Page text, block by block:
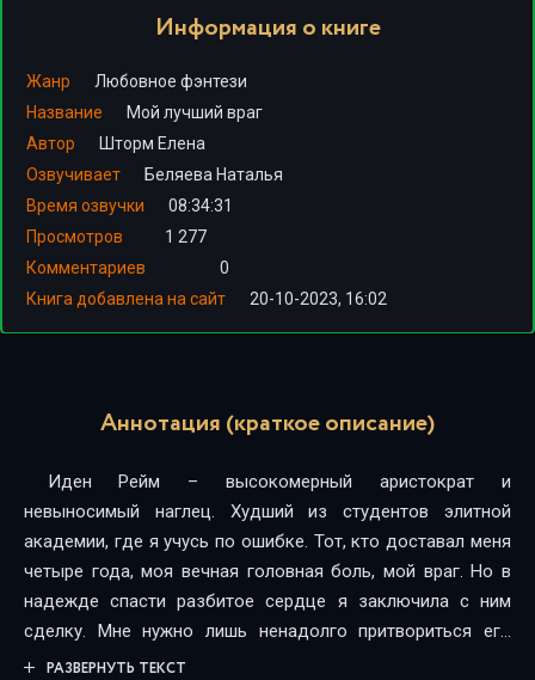
Информация о книге
Жанр
Любовное фэнтези
Название
Мой лучший враг
Автор
Шторм Елена
Озвучивает
Беляева Наталья
Время озвучки
08:34:31
Просмотров
1 277
Комментариев
0
Книга добавлена на сайт
20-10-2023, 16:02
Аннотация (краткое описание)
Иден Рейм – высокомерный аристократ и
невыносимый наглец. Худший из студентов элитной
академии, где я учусь по ошибке. Тот, кто доставал меня
четыре года, моя вечная головная боль, мой враг. Но в
надежде спасти разбитое сердце я заключила с ним
сделку. Мне нужно лишь ненадолго притвориться его
избранницей, чтобы попасть на лучший факультет и
РАЗВЕРНУТЬ ТЕКСТ